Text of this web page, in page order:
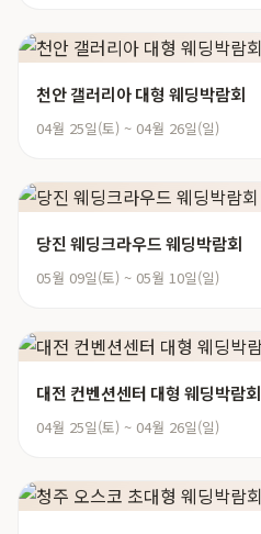
천안 갤러리아 대형 웨딩박람회
04월 25일(토) ~ 04월 26일(일)
당진 웨딩크라우드 웨딩박람회
05월 09일(토) ~ 05월 10일(일)
대전 컨벤션센터 대형 웨딩박람회
04월 25일(토) ~ 04월 26일(일)